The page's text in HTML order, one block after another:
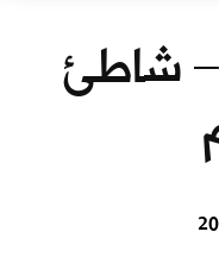
– شاطئ